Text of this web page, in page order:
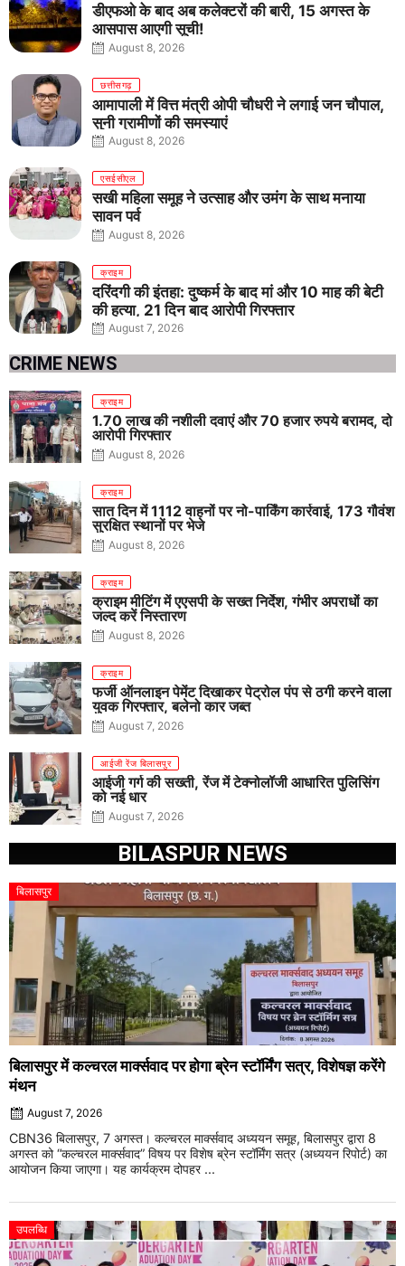
डीएफओ के बाद अब कलेक्टरों की बारी, 15 अगस्त के
आसपास आएगी सूची!
August 8, 2026
छत्तीसगढ़
आमापाली में वित्त मंत्री ओपी चौधरी ने लगाई जन चौपाल,
सुनी ग्रामीणों की समस्याएं
August 8, 2026
एसईसीएल
सखी महिला समूह ने उत्साह और उमंग के साथ मनाया
सावन पर्व
August 8, 2026
क्राइम
दरिंदगी की इंतहा: दुष्कर्म के बाद मां और 10 माह की बेटी
की हत्या, 21 दिन बाद आरोपी गिरफ्तार
August 7, 2026
CRIME NEWS
क्राइम
1.70 लाख की नशीली दवाएं और 70 हजार रुपये बरामद, दो
आरोपी गिरफ्तार
August 8, 2026
क्राइम
सात दिन में 1112 वाहनों पर नो-पार्किंग कार्रवाई, 173 गौवंश
सुरक्षित स्थानों पर भेजे
August 8, 2026
क्राइम
क्राइम मीटिंग में एएसपी के सख्त निर्देश, गंभीर अपराधों का
जल्द करें निस्तारण
August 8, 2026
क्राइम
फर्जी ऑनलाइन पेमेंट दिखाकर पेट्रोल पंप से ठगी करने वाला
युवक गिरफ्तार, बलेनो कार जब्त
August 7, 2026
आईजी रेंज बिलासपुर
आईजी गर्ग की सख्ती, रेंज में टेक्नोलॉजी आधारित पुलिसिंग
को नई धार
August 7, 2026
BILASPUR NEWS
बिलासपुर
बिलासपुर में कल्चरल मार्क्सवाद पर होगा ब्रेन स्टॉर्मिंग सत्र, विशेषज्ञ करेंगे
मंथन
August 7, 2026
CBN36 बिलासपुर, 7 अगस्त। कल्चरल मार्क्सवाद अध्ययन समूह, बिलासपुर द्वारा 8
अगस्त को “कल्चरल मार्क्सवाद” विषय पर विशेष ब्रेन स्टॉर्मिंग सत्र (अध्ययन रिपोर्ट) का
आयोजन किया जाएगा। यह कार्यक्रम दोपहर ...
उपलब्धि